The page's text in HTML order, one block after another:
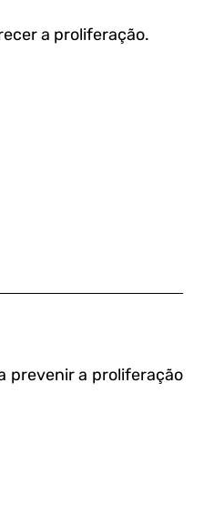
a proliferação.
prevenir a proliferação